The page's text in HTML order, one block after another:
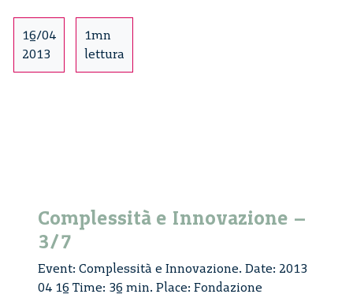
16/04
2013
1mn
lettura
Complessità e Innovazione –
3/7
Event: Complessità e Innovazione. Date: 2013
04 16 Time: 36 min. Place: Fondazione